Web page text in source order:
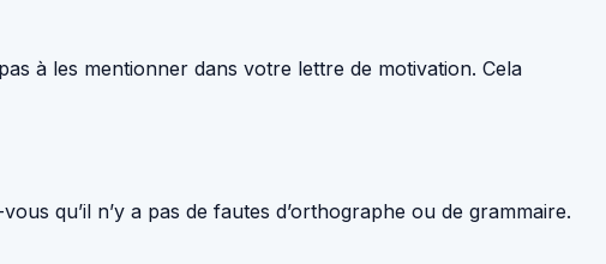
à les mentionner dans votre lettre de motivation. Cela
qu’il n’y a pas de fautes d’orthographe ou de grammaire.